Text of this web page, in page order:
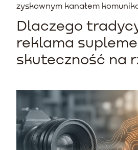
zyskownym kanałem
Dlaczego
reklama
skuteczność na